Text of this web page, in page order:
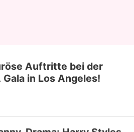
Auftritte bei der
Gala in Los Angeles!